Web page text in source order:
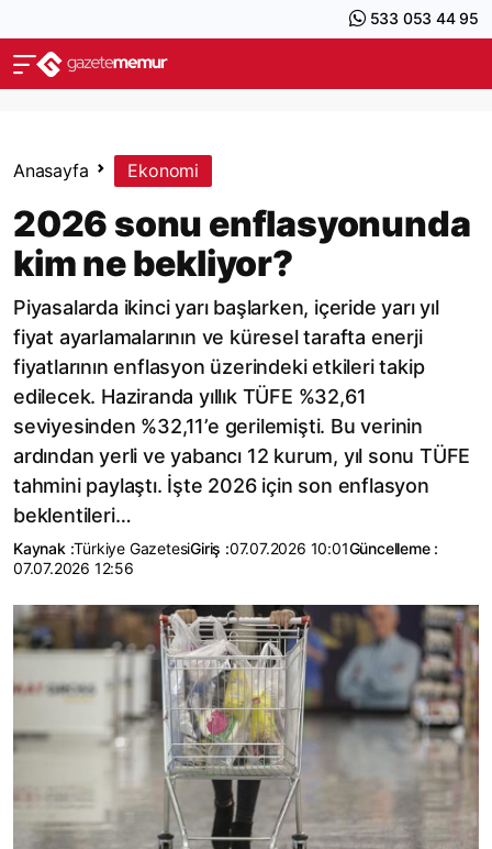
533 053 44 95
Anasayfa Ekonomi
2026 sonu enflasyonunda
kim ne bekliyor?
Piyasalarda ikinci yarı başlarken, içeride yarı yıl
fiyat ayarlamalarının ve küresel tarafta enerji
fiyatlarının enflasyon üzerindeki etkileri takip
edilecek. Haziranda yıllık TÜFE %32,61
seviyesinden %32,11’e gerilemişti. Bu verinin
ardından yerli ve yabancı 12 kurum, yıl sonu TÜFE
tahmini paylaştı. İşte 2026 için son enflasyon
beklentileri…
Kaynak :Türkiye GazetesiGiriş :07.07.2026 10:01Güncelleme :
07.07.2026 12:56